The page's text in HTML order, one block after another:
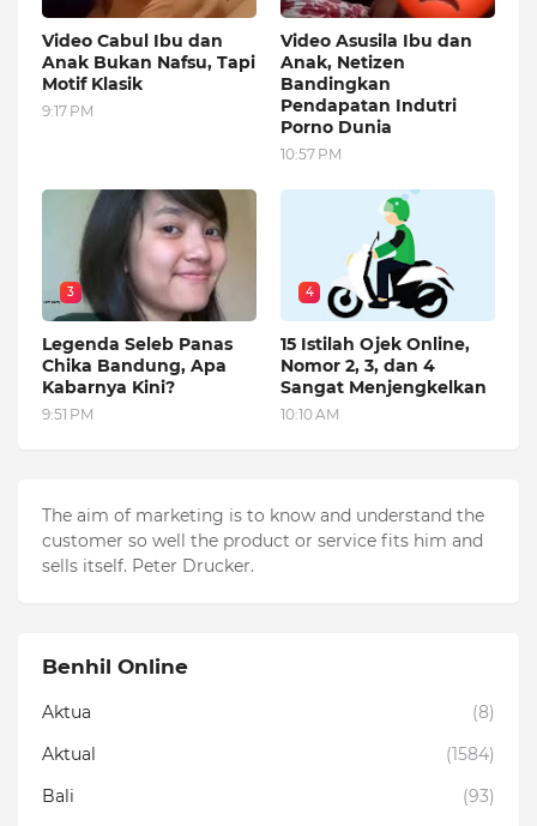
Video Cabul Ibu dan
Anak Bukan Nafsu, Tapi
Motif Klasik
9:17 PM
Video Asusila Ibu dan
Anak, Netizen
Bandingkan
Pendapatan Indutri
Porno Dunia
10:57 PM
3
Legenda Seleb Panas
Chika Bandung, Apa
Kabarnya Kini?
9:51 PM
4
15 Istilah Ojek Online,
Nomor 2, 3, dan 4
Sangat Menjengkelkan
10:10 AM
The aim of marketing is to know and understand the
customer so well the product or service fits him and
sells itself. Peter Drucker.
Benhil Online
Aktua
(8)
Aktual
(1584)
Bali
(93)